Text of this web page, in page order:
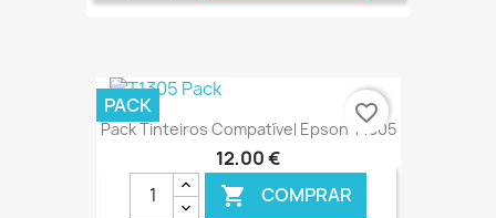
€ ONLINE
Pack Tinteiros Compatível Epson T1305
12,00 €
 COMPRAR
PACK favorite_border